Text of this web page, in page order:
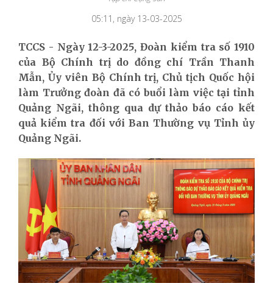
05:11, ngày 13-03-2025
TCCS - Ngày 12-3-2025, Đoàn kiểm tra số 1910
của Bộ Chính trị do đồng chí Trần Thanh
Mẫn, Ủy viên Bộ Chính trị, Chủ tịch Quốc hội
làm Trưởng đoàn đã có buổi làm việc tại tỉnh
Quảng Ngãi, thông qua dự thảo báo cáo kết
quả kiểm tra đối với Ban Thường vụ Tỉnh ủy
Quảng Ngãi.